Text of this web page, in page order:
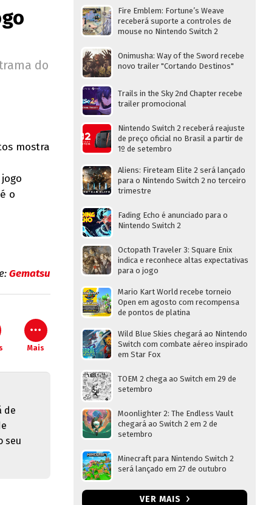
do
mostra
o
Gematsu
Mais
de
seu
Fire Emblem: Fortune’s Weave
receberá suporte a controles de
mouse no Nintendo Switch 2
Onimusha: Way of the Sword recebe
novo trailer "Cortando Destinos"
Trails in the Sky 2nd Chapter recebe
trailer promocional
Nintendo Switch 2 receberá reajuste
de preço oficial no Brasil a partir de
1º de setembro
Aliens: Fireteam Elite 2 será lançado
para o Nintendo Switch 2 no terceiro
trimestre
Fading Echo é anunciado para o
Nintendo Switch 2
Octopath Traveler 3: Square Enix
indica e reconhece altas expectativas
para o jogo
Mario Kart World recebe torneio
Open em agosto com recompensa
de pontos de platina
Wild Blue Skies chegará ao Nintendo
Switch com combate aéreo inspirado
em Star Fox
TOEM 2 chega ao Switch em 29 de
setembro
Moonlighter 2: The Endless Vault
chegará ao Switch 2 em 2 de
setembro
Minecraft para Nintendo Switch 2
será lançado em 27 de outubro
VER MAIS